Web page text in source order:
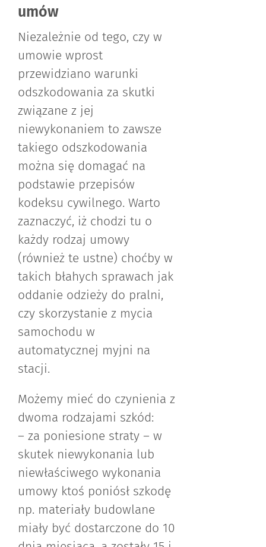
umów
Niezależnie od tego, czy w
umowie wprost
przewidziano warunki
odszkodowania za skutki
związane z jej
niewykonaniem to zawsze
takiego odszkodowania
można się domagać na
podstawie przepisów
kodeksu cywilnego. Warto
zaznaczyć, iż chodzi tu o
każdy rodzaj umowy
(również te ustne) choćby w
takich błahych sprawach jak
oddanie odzieży do pralni,
czy skorzystanie z mycia
samochodu w
automatycznej myjni na
stacji.
Możemy mieć do czynienia z
dwoma rodzajami szkód:
– za poniesione straty – w
skutek niewykonania lub
niewłaściwego wykonania
umowy ktoś poniósł szkodę
np. materiały budowlane
miały być dostarczone do 10